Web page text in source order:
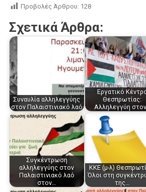
Προβολές Άρθρου: 128
Σχετικά Άρθρα:
Συναυλία αλληλεγγύης
στον Παλαιστινιακό λαό
Εργατικό
Θεσπρωτίας:
Aλληλεγγύη
Συγκέντρωση
αλληλεγγύης στον
Παλαιστινιακό λαό
στον…
ΚΚΕ (μ-λ)
Όλοι στη
της…